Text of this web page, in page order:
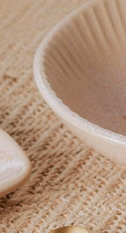
Luxus Cinza 2,20 x 2,40 m
Buddemeyer Luxus
Sortida 50 x 70